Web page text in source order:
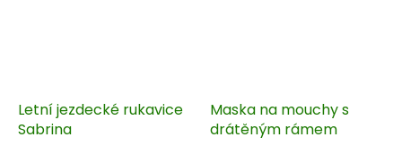
Letní jezdecké rukavice
Sabrina
Maska na mouchy s
drátěným rámem